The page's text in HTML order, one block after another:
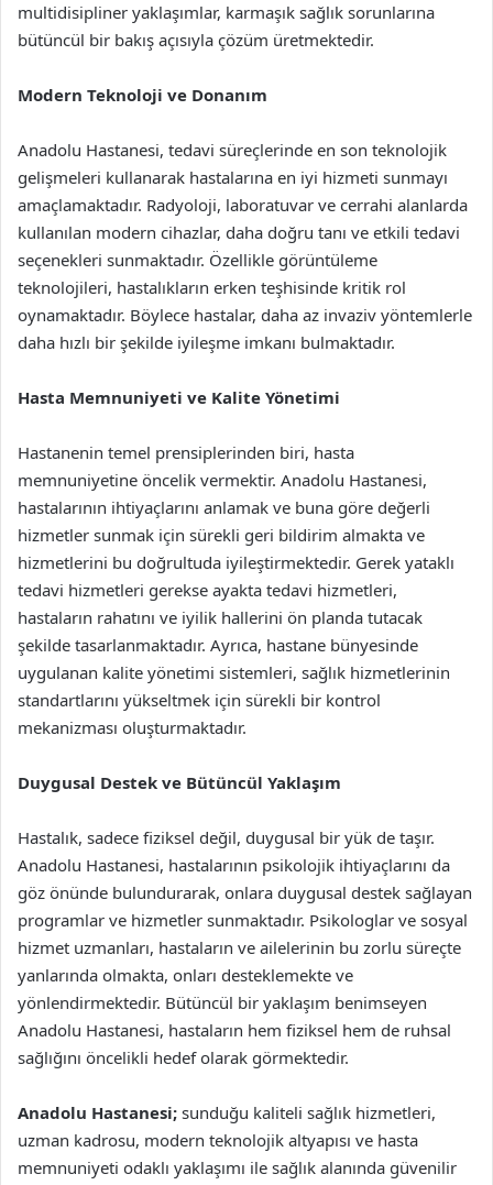
multidisipliner yaklaşımlar, karmaşık sağlık sorunlarına
bütüncül bir bakış açısıyla çözüm üretmektedir.
Modern Teknoloji ve Donanım
Anadolu Hastanesi, tedavi süreçlerinde en son teknolojik
gelişmeleri kullanarak hastalarına en iyi hizmeti sunmayı
amaçlamaktadır. Radyoloji, laboratuvar ve cerrahi alanlarda
kullanılan modern cihazlar, daha doğru tanı ve etkili tedavi
seçenekleri sunmaktadır. Özellikle görüntüleme
teknolojileri, hastalıkların erken teşhisinde kritik rol
oynamaktadır. Böylece hastalar, daha az invaziv yöntemlerle
daha hızlı bir şekilde iyileşme imkanı bulmaktadır.
Hasta Memnuniyeti ve Kalite Yönetimi
Hastanenin temel prensiplerinden biri, hasta
memnuniyetine öncelik vermektir. Anadolu Hastanesi,
hastalarının ihtiyaçlarını anlamak ve buna göre değerli
hizmetler sunmak için sürekli geri bildirim almakta ve
hizmetlerini bu doğrultuda iyileştirmektedir. Gerek yataklı
tedavi hizmetleri gerekse ayakta tedavi hizmetleri,
hastaların rahatını ve iyilik hallerini ön planda tutacak
şekilde tasarlanmaktadır. Ayrıca, hastane bünyesinde
uygulanan kalite yönetimi sistemleri, sağlık hizmetlerinin
standartlarını yükseltmek için sürekli bir kontrol
mekanizması oluşturmaktadır.
Duygusal Destek ve Bütüncül Yaklaşım
Hastalık, sadece fiziksel değil, duygusal bir yük de taşır.
Anadolu Hastanesi, hastalarının psikolojik ihtiyaçlarını da
göz önünde bulundurarak, onlara duygusal destek sağlayan
programlar ve hizmetler sunmaktadır. Psikologlar ve sosyal
hizmet uzmanları, hastaların ve ailelerinin bu zorlu süreçte
yanlarında olmakta, onları desteklemekte ve
yönlendirmektedir. Bütüncül bir yaklaşım benimseyen
Anadolu Hastanesi, hastaların hem fiziksel hem de ruhsal
sağlığını öncelikli hedef olarak görmektedir.
Anadolu Hastanesi; sunduğu kaliteli sağlık hizmetleri,
uzman kadrosu, modern teknolojik altyapısı ve hasta
memnuniyeti odaklı yaklaşımı ile sağlık alanında güvenilir